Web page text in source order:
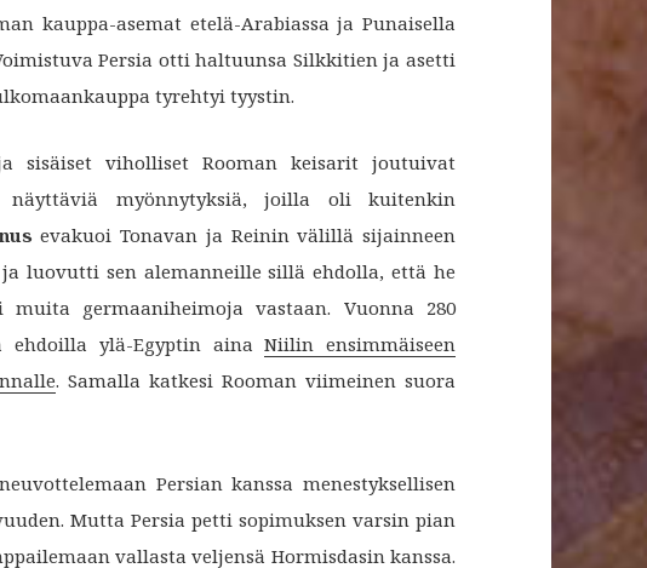
kauppa-asemat etelä-Arabiassa ja Punaisella
Persia otti haltuunsa Silkkitien ja asetti
tyrehtyi tyystin.
sisäiset viholliset Rooman keisarit joutuivat
näyttäviä myönnytyksiä, joilla oli kuitenkin
evakuoi Tonavan ja Reinin välillä sijainneen
luovutti sen alemanneille sillä ehdolla, että he
muita germaaniheimoja vastaan. Vuonna 280
ehdoilla ylä-Egyptin ainaNiilin ensimmäiseen
. Samalla katkesi Rooman viimeinen suora
Persian kanssa menestyksellisen
Mutta Persia petti sopimuksen varsin pian
vallasta veljensä Hormisdasin kanssa.